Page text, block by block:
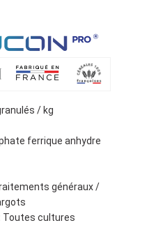
/ kg
ferrique anhydre
généraux /
Toutes cultures